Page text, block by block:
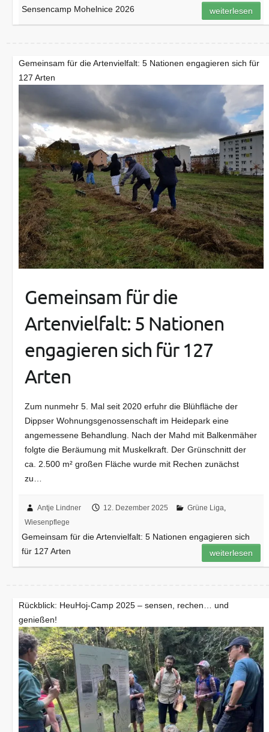
Sensencamp Mohelnice 2026 weiterlesen
Gemeinsam für die Artenvielfalt: 5 Nationen engagieren sich für
127 Arten
Gemeinsam für die
Artenvielfalt: 5 Nationen
engagieren sich für 127
Arten
Zum nunmehr 5. Mal seit 2020 erfuhr die Blühfläche der
Dippser Wohnungsgenossenschaft im Heidepark eine
angemessene Behandlung. Nach der Mahd mit Balkenmäher
folgte die Beräumung mit Muskelkraft. Der Grünschnitt der
ca. 2.500 m² großen Fläche wurde mit Rechen zunächst
zu…
Antje Lindner 12. Dezember 2025 Grüne Liga,
Wiesenpflege
Gemeinsam für die Artenvielfalt: 5 Nationen engagieren sich
für 127 Arten
weiterlesen
Rückblick: HeuHoj-Camp 2025 – sensen, rechen… und
genießen!